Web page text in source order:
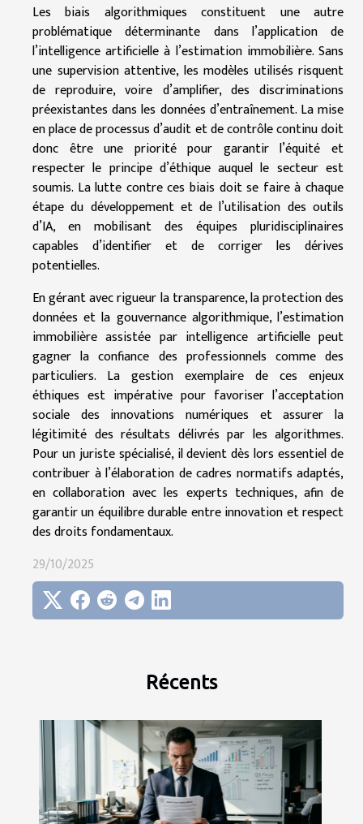
Récents
Les biais algorithmiques constituent une autre
problématique déterminante dans l’application de
l’intelligence artificielle à l’estimation immobilière. Sans
une supervision attentive, les modèles utilisés risquent
de reproduire, voire d’amplifier, des discriminations
préexistantes dans les données d’entraînement. La mise
en place de processus d’audit et de contrôle continu doit
donc être une priorité pour garantir l’équité et
respecter le principe d’éthique auquel le secteur est
soumis. La lutte contre ces biais doit se faire à chaque
étape du développement et de l’utilisation des outils
d’IA, en mobilisant des équipes pluridisciplinaires
capables d’identifier et de corriger les dérives
potentielles.
En gérant avec rigueur la transparence, la protection des
données et la gouvernance algorithmique, l’estimation
immobilière assistée par intelligence artificielle peut
gagner la confiance des professionnels comme des
particuliers. La gestion exemplaire de ces enjeux
éthiques est impérative pour favoriser l’acceptation
sociale des innovations numériques et assurer la
légitimité des résultats délivrés par les algorithmes.
Pour un juriste spécialisé, il devient dès lors essentiel de
contribuer à l’élaboration de cadres normatifs adaptés,
en collaboration avec les experts techniques, afin de
garantir un équilibre durable entre innovation et respect
des droits fondamentaux.
29/10/2025